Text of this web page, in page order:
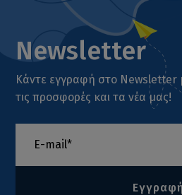
Newsletter
Κάντε εγγραφή στο Newsletter
τις προσφορές και τα νέα μας!
Εγγραφή